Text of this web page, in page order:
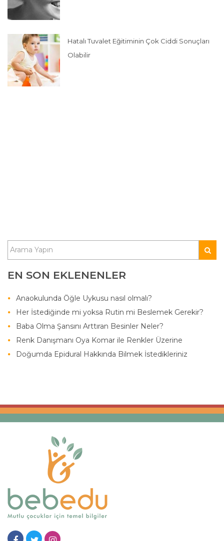
Hatalı Tuvalet Eğitiminin Çok Ciddi Sonuçları
Olabilir
EN SON EKLENENLER
Anaokulunda Öğle Uykusu nasıl olmalı?
Her İstediğinde mi yoksa Rutin mi Beslemek Gerekir?
Baba Olma Şansını Arttıran Besinler Neler?
Renk Danışmanı Oya Komar ile Renkler Üzerine
Doğumda Epidural Hakkında Bilmek İstedikleriniz